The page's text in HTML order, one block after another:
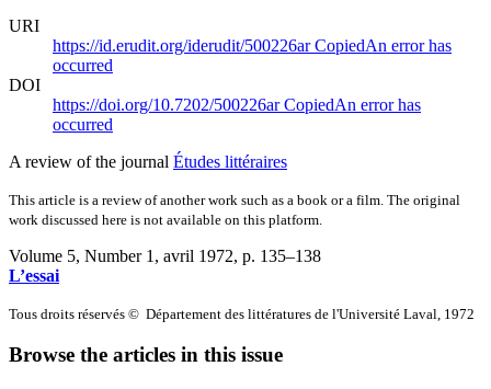
URI
https://id.erudit.org/iderudit/500226arCopiedAn error has
occurred
DOI
https://doi.org/10.7202/500226arCopiedAn error has
occurred
A review of the journal Études littéraires
This article is a review of another work such as a book or a film. The original
work discussed here is not available on this platform.
Volume 5, Number 1, avril 1972, p. 135–138
L’essai
Tous droits réservés © Département des littératures de l'Université Laval, 1972
Browse the articles in this issue